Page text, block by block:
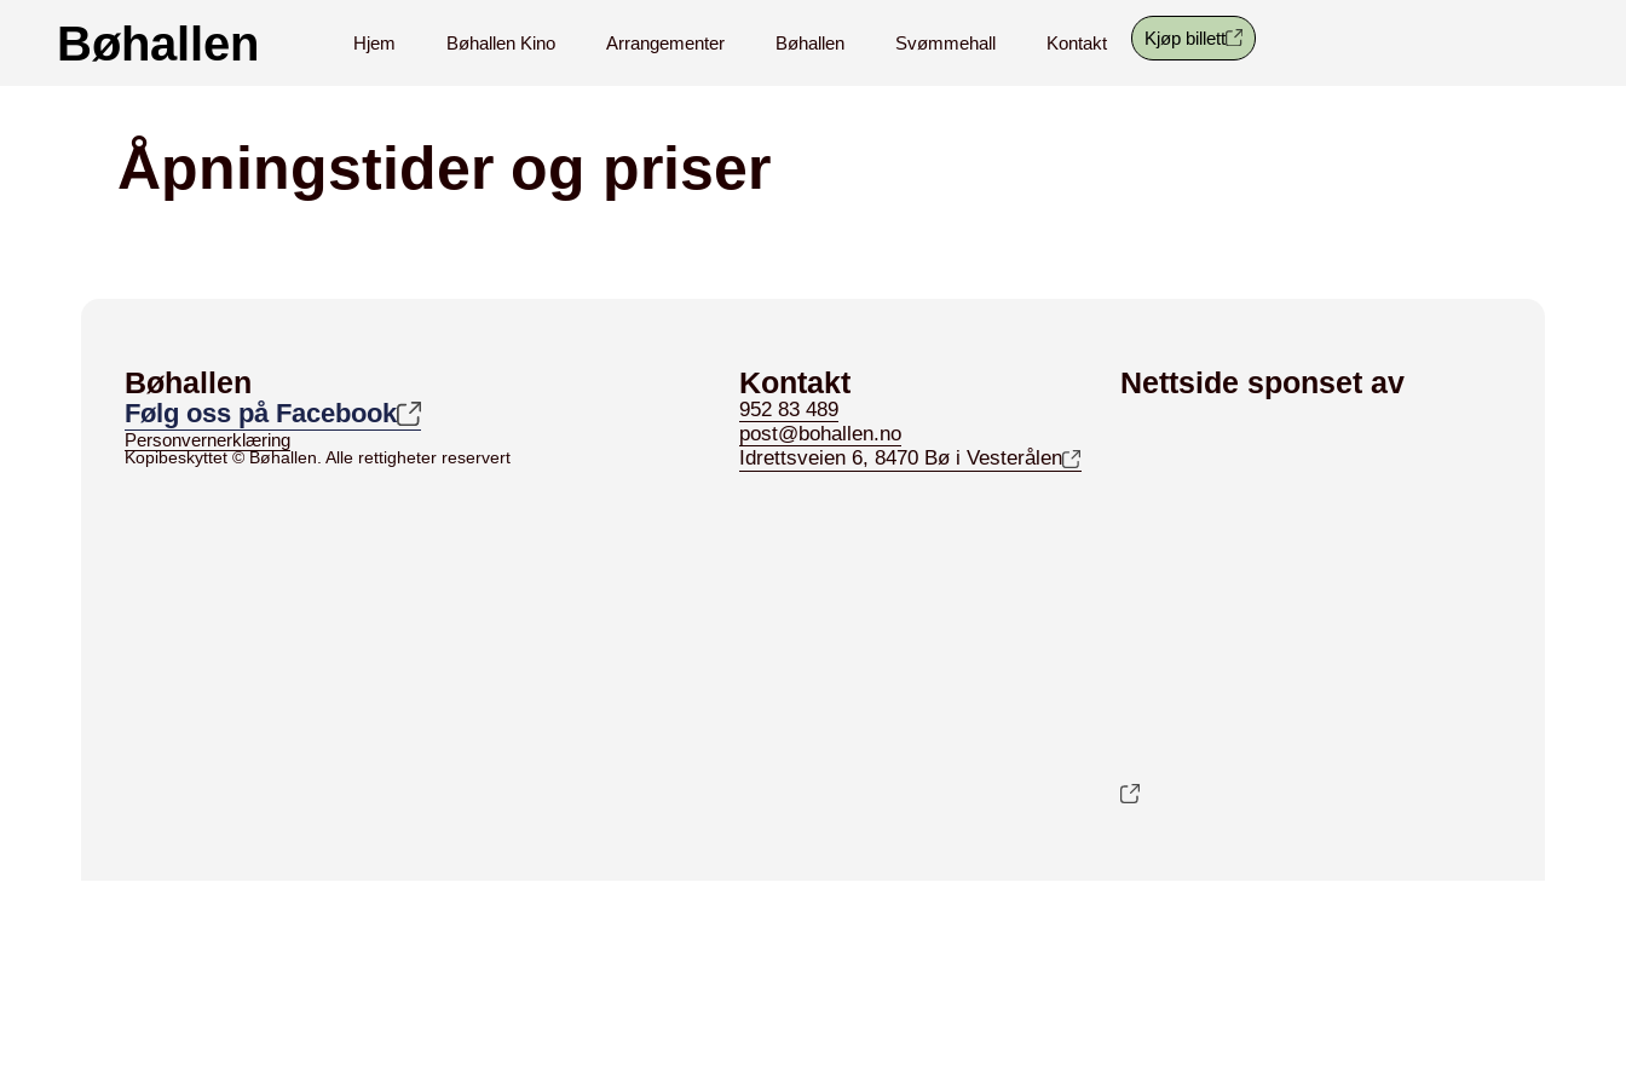
Bøhallen Hjem Bøhallen Kino Arrangementer Bøhallen Svømmehall Kontakt Kjøp billett
Åpningstider og priser
Bøhallen
Følg oss på Facebook
Personvernerklæring
Kopibeskyttet © Bøhallen. Alle rettigheter reservert
Kontakt
952 83 489
post@bohallen.no
Idrettsveien 6, 8470 Bø i Vesterålen
Nettside sponset av